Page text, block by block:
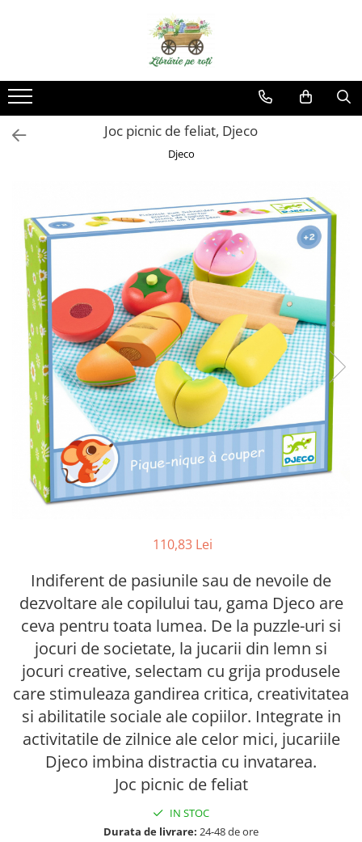
Joc picnic de feliat, Djeco
Djeco
110,83 Lei
Indiferent de pasiunile sau de nevoile de
dezvoltare ale copilului tau, gama Djeco are
ceva pentru toata lumea. De la puzzle-uri si
jocuri de societate, la jucarii din lemn si
jocuri creative, selectam cu grija produsele
care stimuleaza gandirea critica, creativitatea
si abilitatile sociale ale copiilor. Integrate in
activitatile de zilnice ale celor mici, jucariile
Djeco imbina distractia cu invatarea.
Joc picnic de feliat
IN STOC
Durata de livrare: 24-48 de ore